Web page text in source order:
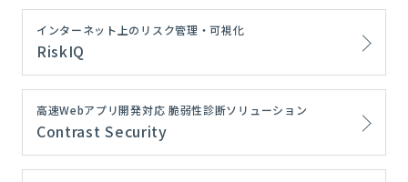
インターネット上のリスク管理・可視化
RiskIQ
高速Webアプリ開発対応 脆弱性診断ソリューション
Contrast Security